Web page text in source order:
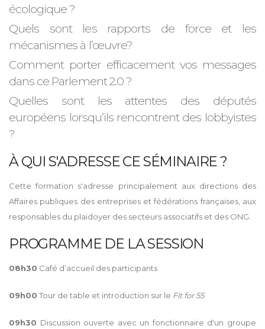
écologique ?
Quels sont les rapports de force et les
mécanismes à l’œuvre?
Comment porter efficacement vos messages
dans ce Parlement 2.0 ?
Quelles sont les attentes des députés
européens lorsqu’ils rencontrent des lobbyistes
?
À QUI S'ADRESSE CE SÉMINAIRE ?
Cette formation s'adresse principalement aux directions des
Affaires publiques des entreprises et fédérations françaises, aux
responsables du plaidoyer des secteurs associatifs et des ONG.
PROGRAMME DE LA SESSION
08h30 Café d’accueil des participants
09h00 Tour de table et introduction sur le Fit for 55
09h30 Discussion ouverte avec un fonctionnaire d'un groupe